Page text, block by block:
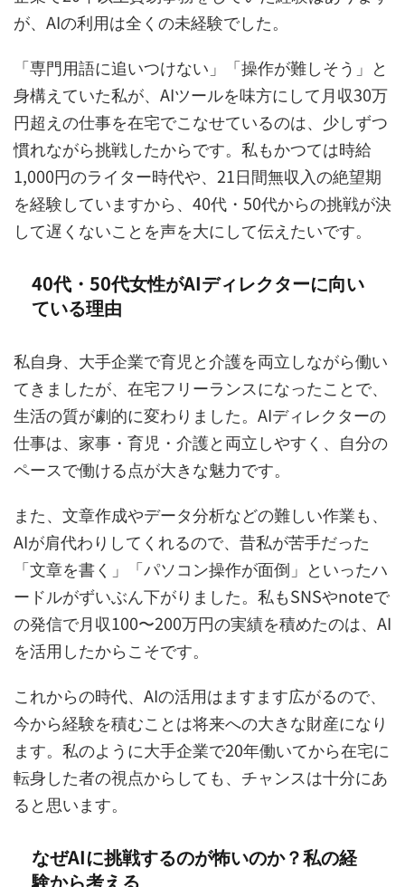
が、AIの利用は全くの未経験でした。
「専門用語に追いつけない」「操作が難しそう」と
身構えていた私が、AIツールを味方にして月収30万
円超えの仕事を在宅でこなせているのは、少しずつ
慣れながら挑戦したからです。私もかつては時給
1,000円のライター時代や、21日間無収入の絶望期
を経験していますから、40代・50代からの挑戦が決
して遅くないことを声を大にして伝えたいです。
40代・50代女性がAIディレクターに向い
ている理由
私自身、大手企業で育児と介護を両立しながら働い
てきましたが、在宅フリーランスになったことで、
生活の質が劇的に変わりました。AIディレクターの
仕事は、家事・育児・介護と両立しやすく、自分の
ペースで働ける点が大きな魅力です。
また、文章作成やデータ分析などの難しい作業も、
AIが肩代わりしてくれるので、昔私が苦手だった
「文章を書く」「パソコン操作が面倒」といったハ
ードルがずいぶん下がりました。私もSNSやnoteで
の発信で月収100〜200万円の実績を積めたのは、AI
を活用したからこそです。
これからの時代、AIの活用はますます広がるので、
今から経験を積むことは将来への大きな財産になり
ます。私のように大手企業で20年働いてから在宅に
転身した者の視点からしても、チャンスは十分にあ
ると思います。
なぜAIに挑戦するのが怖いのか？私の経
験から考える